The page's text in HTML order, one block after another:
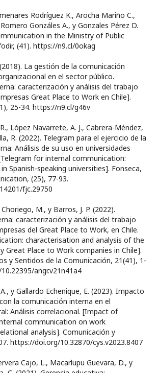
Rodríguez K., Arocha Mariño C.,
Gonzáles A., y Gonzales Pérez D.
in the Ministry of Public
(41). https://n9.cl/0okag
La gestión de la comunicación
en el sector público.
caracterización y análisis del trabajo
Great Place to Work en Chile].
25-34. https://n9.cl/g46v
López Navarrete, A. J., Cabrera-Méndez,
R. (2022). Telegram para el ejercicio de la
Análisis de su uso en universidades
for internal communication:
Spanish-speaking universities]. Fonseca,
(25), 77-93.
fjc.29750
M., y Barros, J. P. (2022).
caracterización y análisis del trabajo
del Great Place to Work, en Chile.
characterisation and analysis of the
Great Place to Work companies in Chile].
y Sentidos de la Comunicación, 21(41), 1-
angr.v21n41a4
y Gallardo Echenique, E. (2023). Impacto
la comunicación interna en el
Análisis correlacional. [Impact of
communication on work
analysis]. Comunicación y
https://doi.org/10.32870/cys.v2023.8407
Cajo, L., Macarlupu Guevara, D., y